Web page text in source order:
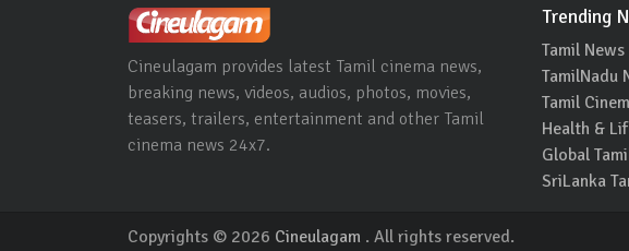
Cineulagam provides latest Tamil cinema news,
breaking news, videos, audios, photos, movies,
teasers, trailers, entertainment and other Tamil
cinema news 24x7.
Trending
Tamil News
TamilNadu
Tamil
Health &
Global
SriLanka
Copyrights © 2026 Cineulagam . All rights reserved.